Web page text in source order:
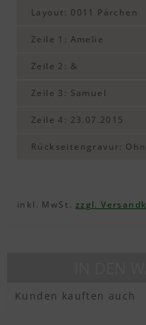
Layout: 0011 Pärchen
Zeile 1 : Amelie
Zeile 2 : &
Zeile 3 : Samuel
Zeile 4: 23.07.2015
Rückseitengravur:
inkl. MwSt. zzgl.
Kunden kauften auch